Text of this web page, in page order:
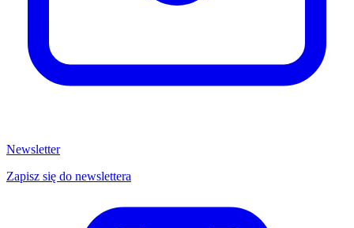
Newsletter
Zapisz się do newslettera